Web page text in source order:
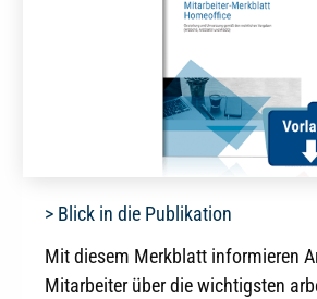
> Blick in die Publikation
Mit diesem Merkblatt informieren
Mitarbeiter über die wichtigsten